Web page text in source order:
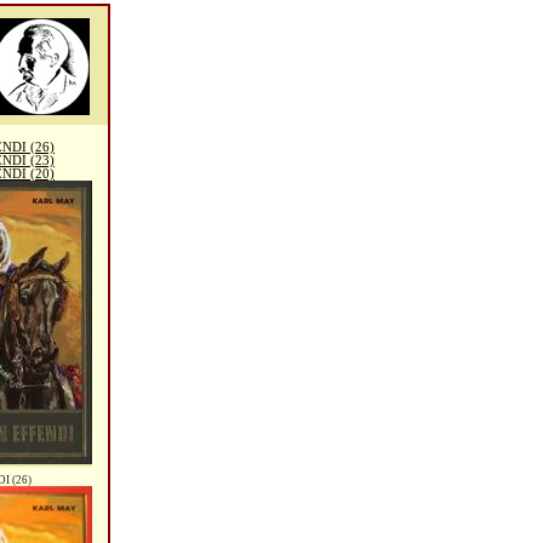
(26)
(23)
(20)
(26)